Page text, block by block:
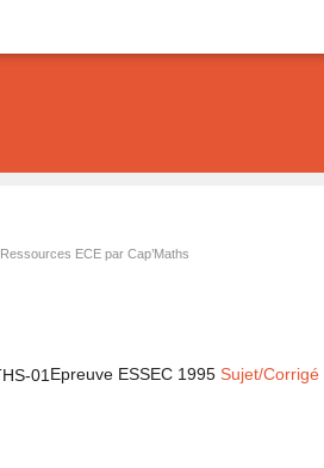
Ressources ECE par Cap’Maths
Epreuve ESSEC 1995 Sujet/Corrigé